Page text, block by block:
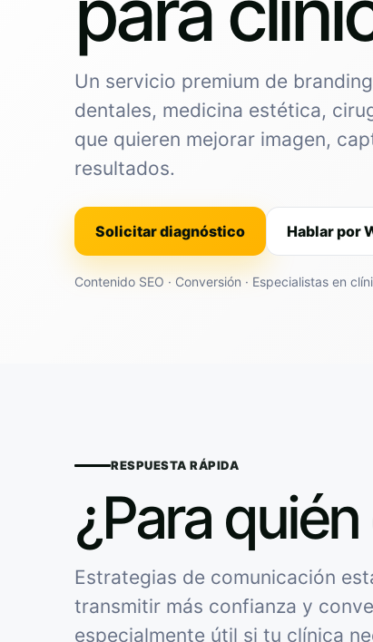
Un servicio premium de
dentales, medicina estética,
que quieren mejorar imagen,
resultados.
Solicitar diagnóstico Hablar por
Contenido SEO · Conversión · Especialistas en
RESPUESTA RÁPIDA
¿Para
Estrategias de comunicación
transmitir más confianza y
especialmente útil si tu clínica